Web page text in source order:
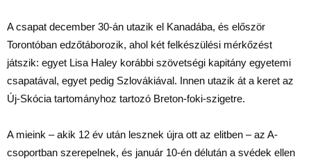
A csapat december 30-án utazik el Kanadába, és először
Torontóban edzőtáborozik, ahol két felkészülési mérkőzést
játszik: egyet Lisa Haley korábbi szövetségi kapitány egyetemi
csapatával, egyet pedig Szlovákiával. Innen utazik át a keret az
Új-Skócia tartományhoz tartozó Breton-foki-szigetre.
A mieink – akik 12 év után lesznek újra ott az elitben – az A-
csoportban szerepelnek, és január 10-én délután a svédek ellen